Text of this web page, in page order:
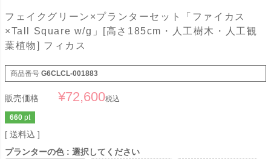
フェイクグリーン×プランターセット「ファイカス
×Tall Square w/g」[高さ185cm・人工樹木・人工観
葉植物] フィカス
商品番号 G6CLCL-001883
販売価格 ¥72,600税込
660 pt
送料込
プランターの色
選択してください